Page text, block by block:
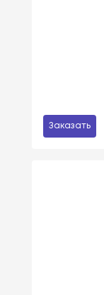
Заказать